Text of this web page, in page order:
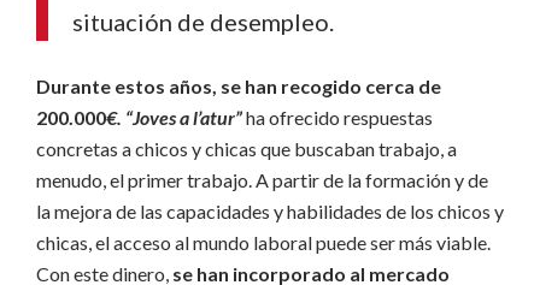
situación de desempleo.
Durante estos años, se han recogido cerca de
200.000€. “Joves a l’atur”ha ofrecido respuestas
concretas a chicos y chicas que buscaban trabajo, a
menudo, el primer trabajo. A partir de la formación y de
la mejora de las capacidades y habilidades de los chicos y
chicas, el acceso al mundo laboral puede ser más viable.
Con este dinero, se han incorporado al mercado